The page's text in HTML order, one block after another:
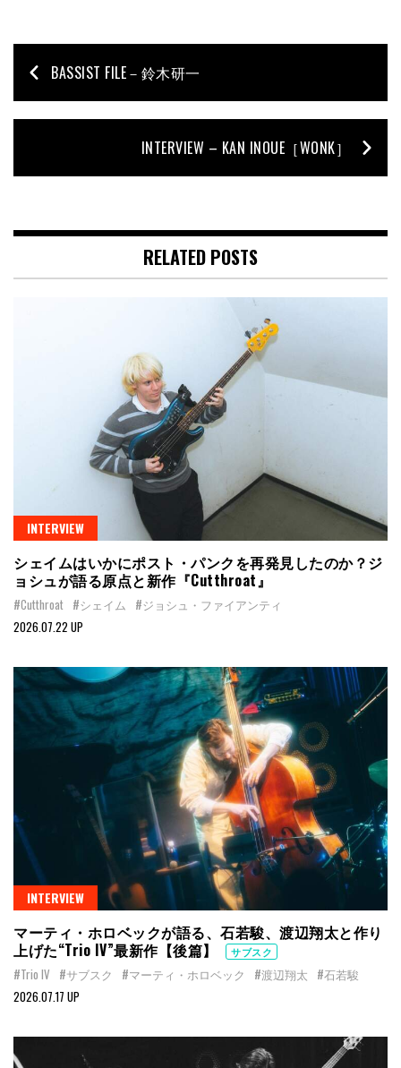
BASSIST FILE－鈴木研一
INTERVIEW – KAN INOUE［WONK］
RELATED POSTS
INTERVIEW
シェイムはいかにポスト・パンクを再発見したのか？ジ
ョシュが語る原点と新作『Cutthroat』
#Cutthroat #シェイム #ジョシュ・ファイアンティ
2026.07.22 UP
INTERVIEW
マーティ・ホロベックが語る、石若駿、渡辺翔太と作り
上げた“Trio IV”最新作【後篇】
サブスク
#Trio IV #サブスク #マーティ・ホロベック #渡辺翔太 #石若駿
2026.07.17 UP